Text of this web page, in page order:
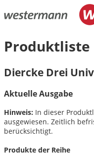
Produktliste
Diercke Drei
Aktuelle Ausgabe
Hinweis: In dieser
ausgewiesen. Zeitlich
berücksichtigt.
Produkte der Reihe